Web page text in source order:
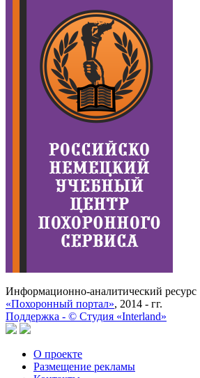
Информационно-аналитический ресурс
«Похоронный портал», 2014 - гг.
Поддержка - © Cтудия «Interland»
О проекте
Размещение рекламы